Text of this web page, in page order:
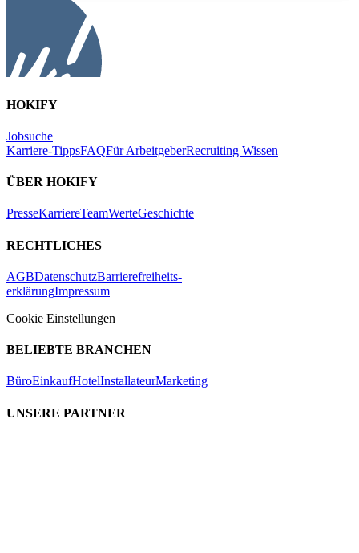
HOKIFY
Jobsuche
Karriere-TippsFAQFür ArbeitgeberRecruiting Wissen
ÜBER HOKIFY
PresseKarriereTeamWerteGeschichte
RECHTLICHES
AGBDatenschutzBarrierefreiheits-
erklärungImpressum
Cookie Einstellungen
BELIEBTE BRANCHEN
BüroEinkaufHotelInstallateurMarketing
UNSERE PARTNER